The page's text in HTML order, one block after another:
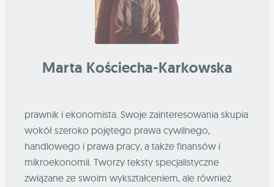
Marta Kościecha-Karkowska
prawnik i ekonomista. Swoje zainteresowania skupia
wokół szeroko pojętego prawa cywilnego,
handlowego i prawa pracy, a także finansów i
mikroekonomii. Tworzy teksty specjalistyczne
związane ze swoim wykształceniem, ale również